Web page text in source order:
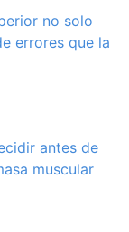
no solo
errores que la
antes de
muscular